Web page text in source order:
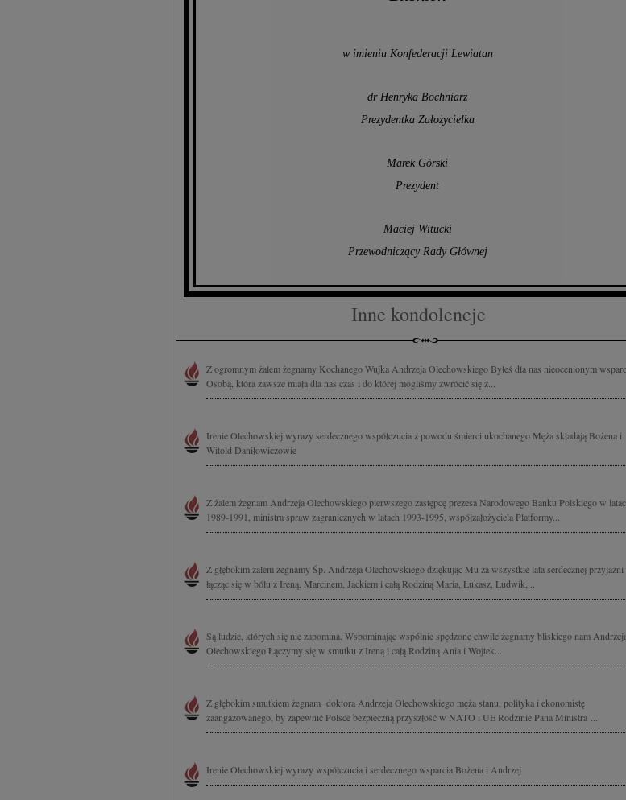
w imieniu Konfederacji Lewiatan
dr Henryka Bochniarz
Prezydentka Założycielka
Marek Górski
Prezydent
Maciej Witucki
Przewodniczący Rady Głównej
Inne kondolencje
Z ogromnym żalem żegnamy Kochanego Wujka Andrzeja Olechowskiego Byłeś dla nas nieocenionym
Osobą, która zawsze miała dla nas czas i do której mogliśmy zwrócić się z...
Irenie Olechowskiej wyrazy serdecznego współczucia z powodu śmierci ukochanego Męża składają Bożena i
Witold Daniłowiczowie
Z żalem żegnam Andrzeja Olechowskiego pierwszego zastępcę prezesa Narodowego Banku Polskiego w
1989-1991, ministra spraw zagranicznych w latach 1993-1995, współzałożyciela Platformy...
Z głębokim żalem żegnamy Śp. Andrzeja Olechowskiego dziękując Mu za wszystkie lata serdecznej przyjażni
łącząc się w bólu z Ireną, Marcinem, Jackiem i całą Rodziną Maria, Łukasz, Ludwik,...
Są ludzie, których się nie zapomina. Wspominając wspólnie spędzone chwile żegnamy bliskiego nam
Olechowskiego Łączymy się w smutku z Ireną i całą Rodziną Ania i Wojtek...
Z głębokim smutkiem żegnam doktora Andrzeja Olechowskiego męża stanu, polityka i ekonomistę
zaangażowanego, by zapewnić Polsce bezpieczną przyszłość w NATO i UE Rodzinie Pana Ministra ...
Irenie Olechowskiej wyrazy współczucia i serdecznego wsparcia Bożena i Andrzej